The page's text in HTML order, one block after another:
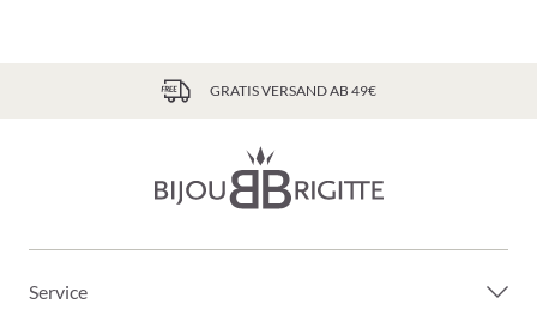
GRATIS VERSAND AB 49€
Service